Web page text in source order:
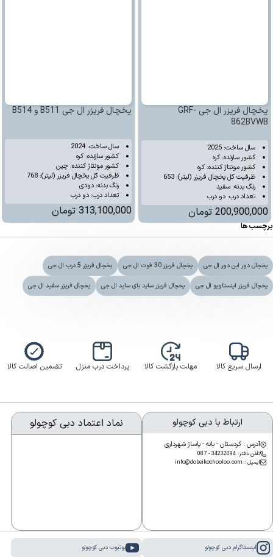
یخچال فریزر ال جی GRF-
862BVWB
سال ساخت: 2025
کشور سازنده: کره
کشور مونتاژ کننده: کره
ظرفیت‌ کل‌‌ یخچال‌ فریزر (لیتر): 653
رنگ بدنه: سفید
تعداد درب: دو درب
200,900,000 تومان
یخچال فریزر ال جی B511 و B514
سال ساخت: 2024
کشور سازنده: کره
کشور مونتاژ کننده: چین
ظرفیت‌ کل‌‌ یخچال‌ فریزر (لیتر): 768
رنگ بدنه: دودی
تعداد درب: دو درب
313,100,000 تومان
برچسب ها
یخچال دور این دور ال جی یخچال فریزر 30 فوت ال جی یخچال فریزر 5 درب ال جی
یخچال فریزر اینستاویو ال جی یخچال فریزر ساید بای ساید ال جی یخچال فریزر سفید ال جی
ارسال سریع کالا مهلت بازگشت کالا پرداخت درب منزل تضمین اصالت کالا
ارتباط با دبی کوچولو
آدرس : کردستان - بانه - پاساژ شهرداری
تلفن دفتر: 34232094 - 087
ایمیل : info@dobeikochooloo.com
نماد اعتماد دبی کوچولو
اینستاگرام دبی کوچولو یوتیوب دبی کوچولو